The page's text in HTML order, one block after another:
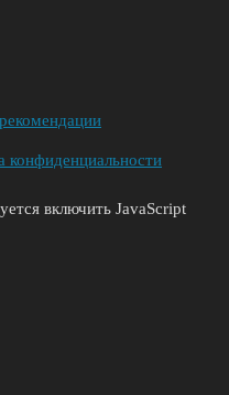
конфиденциальности
включить JavaScript